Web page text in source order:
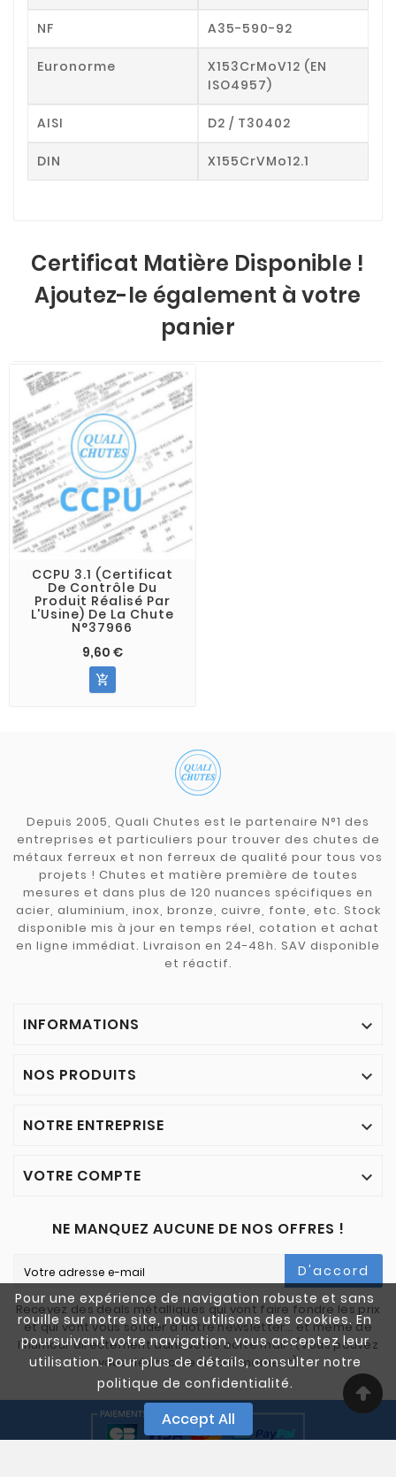
Pour une expérience de navigation robuste et sans
rouille sur notre site, nous utilisons des cookies. En
poursuivant votre navigation, vous acceptez leur
utilisation. Pour plus de détails, consulter notre
politique de confidentialité.
Accept All
NF A35-590-92
Euronorme
X153CrMoV12 (EN
ISO4957)
AISI D2 / T30402
DIN X155CrVMo12.1
Certificat Matière Disponible !
Ajoutez-le également à votre
panier
CCPU 3.1 (Certificat
De Contrôle Du
Produit Réalisé Par
L'Usine) De La Chute
N°37966
9,60 €

Depuis 2005, Quali Chutes est le partenaire N°1 des
entreprises et particuliers pour trouver des chutes de
métaux ferreux et non ferreux de qualité pour tous vos
projets ! Chutes et matière première de toutes
mesures et dans plus de 120 nuances spécifiques en
acier, aluminium, inox, bronze, cuivre, fonte, etc. Stock
disponible mis à jour en temps réel, cotation et achat
en ligne immédiat. Livraison en 24-48h. SAV disponible
et réactif.
INFORMATIONS 
NOS PRODUITS 
NOTRE ENTREPRISE 
VOTRE COMPTE 
NE MANQUEZ AUCUNE DE NOS OFFRES !
D'accord
Recevez des deals métalliques qui vont faire fondre les prix
et qui vont vous souder à notre newsletter… et même de
l'humour directement dans votre boîte mail ! (Vous pouvez
vous désinscrire à tout moment)